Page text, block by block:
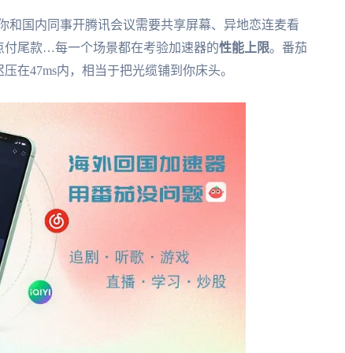
国内同事开腾讯会议需要共享屏幕、异地恋连麦看
付尾款…每一个场景都在考验加速器的性能上限。番茄
在47ms内，相当于把光缆铺到你床头。